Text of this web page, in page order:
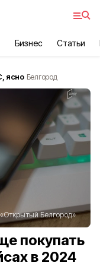
Бизнес Статьи
ясно Белгород
«Открытый Белгород»
покупать
в 2024